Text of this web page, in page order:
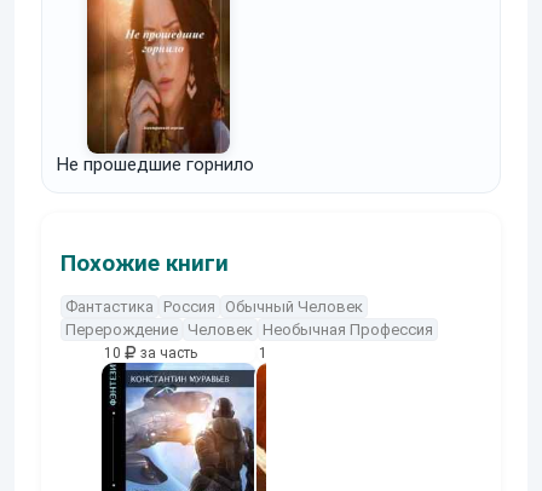
Не прошедшие горнило
Похожие книги
Фантастика Россия
Обычный Человек
Перерождение Человек Необычная Профессия
10 за часть 10